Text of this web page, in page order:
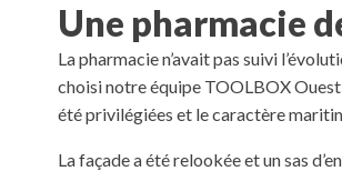
Une pharmacie
La pharmacie n’avait pas suivi
choisi notre équipe TOOLBOX
été privilégiées et le caractère
La façade a été relookée et un sas